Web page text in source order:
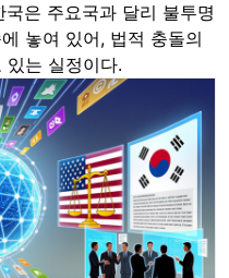
은 주요국과 달리 불투명
놓여 있어, 법적 충돌의
있는 실정이다.